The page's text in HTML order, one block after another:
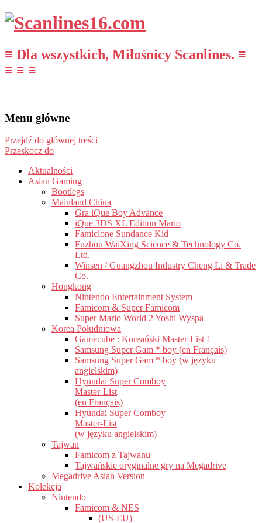
≡ Dla wszystkich, Miłośnicy Scanlines. ≡
≡ ≡ ≡
Menu główne
Przejdź do głównej treści
Przeskocz do
Aktualności
Asian Gaming
Bootlegs
Mainland China
Gra iQue Boy Advance
iQue 3DS XL Edition Mario
Famiclone Sundance Kid
Fuzhou WaiXing Science & Technology Co.
Ltd.
Winsen / Guangzhou Industry Cheng Li & Trade
Co.
Hongkong
Nintendo Entertainment System
Famicom & Super Famicom
Super Mario World 2 Yoshi Wyspa
Korea Południowa
Gamecube : Koreański Master-List !
Samsung Super Gam * boy (en Français)
Samsung Super Gam * boy (w języku
angielskim)
Hyundai Super Comboy
Master-List
(en Français)
Hyundai Super Comboy
Master-List
(w języku angielskim)
Tajwan
Famicom z Tajwanu
Tajwańskie oryginalne gry na Megadrive
Megadrive Asian Version
Kolekcja
Nintendo
Famicom & NES
(US-EU)